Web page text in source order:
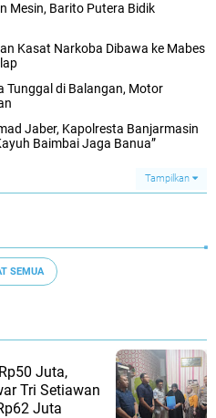
Mesin, Barito Putera Bidik
Kasat Narkoba Dibawa ke Mabes
Tunggal di Balangan, Motor
Jaber, Kapolresta Banjarmasin
Baimbai Jaga Banua”
Tampilkan
SEMUA
Juta,
Tri Setiawan
Juta